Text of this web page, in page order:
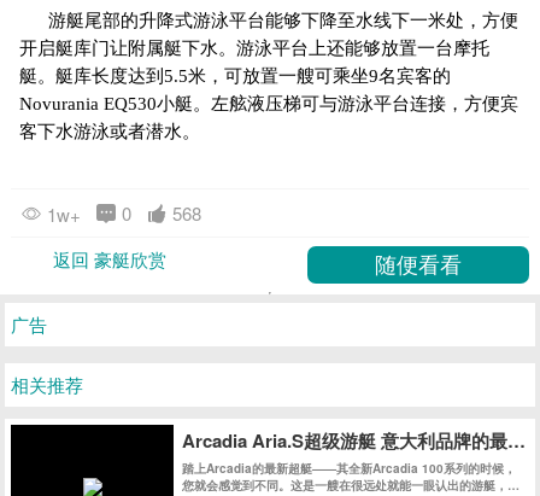
游艇尾部的升降式游泳平台能够下降至水线下一米处，方便
开启艇库门让附属艇下水。游泳平台上还能够放置一台摩托
艇。艇库长度达到5.5米，可放置一艘可乘坐9名宾客的
Novurania EQ530小艇。左舷液压梯可与游泳平台连接，方便宾
客下水游泳或者潜水。
1w+ 0
568
返回 豪艇欣赏
广告
相关推荐
Arcadia Aria.S超级游艇 意大利品牌的最新
踏上Arcadia的最新超艇——其全新Arcadia 100系列的时候，
您就会感觉到不同。这是一艘在很远处就能一眼认出的游艇，即